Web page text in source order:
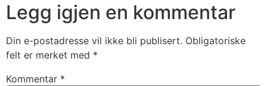
Legg igjen en kommentar
Din e-postadresse vil ikke bli publisert. Obligatoriske
felt er merket med *
Kommentar *